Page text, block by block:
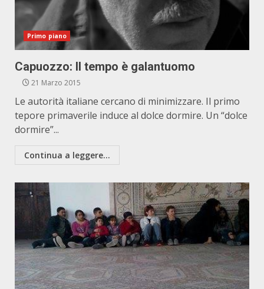
Primo piano
Capuozzo: Il tempo è galantuomo
21 Marzo 2015
Le autorità italiane cercano di minimizzare. Il primo
tepore primaverile induce al dolce dormire. Un “dolce
dormire”...
Continua a leggere...